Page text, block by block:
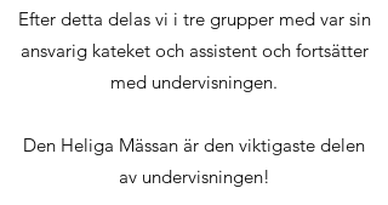
Efter detta delas vi i tre grupper med var sin
ansvarig kateket och assistent och fortsätter
med undervisningen.
Den Heliga Mässan är den viktigaste delen
av undervisningen!